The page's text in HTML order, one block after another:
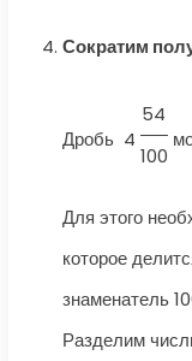
Сократим
Дробь 4
54
100
Для этого
которое
знаменатель
Разделим